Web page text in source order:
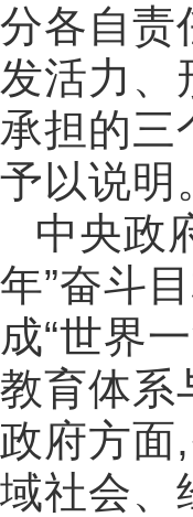
分各自责
发活力、
承担的三
予以说明
中央政
年”奋斗
成“世界
教育体系
政府方面,
域社会、